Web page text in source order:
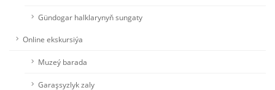
Gündogar halklarynyň sungaty
Online ekskursiýa
Muzeý barada
Garaşsyzlyk zaly